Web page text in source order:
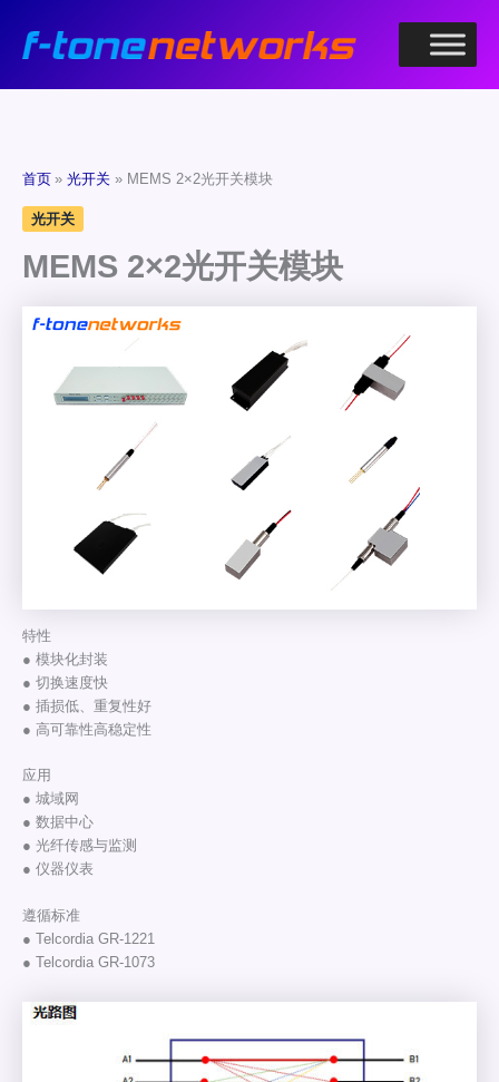
首页 光开关 MEMS 2×2光开关模块
光开关
MEMS 2×2光开关模块
特性
● 模块化封装
● 切换速度快
● 插损低、重复性好
● 高可靠性高稳定性
应用
● 城域网
● 数据中心
● 光纤传感与监测
● 仪器仪表
遵循标准
● Telcordia GR-1221
● Telcordia GR-1073